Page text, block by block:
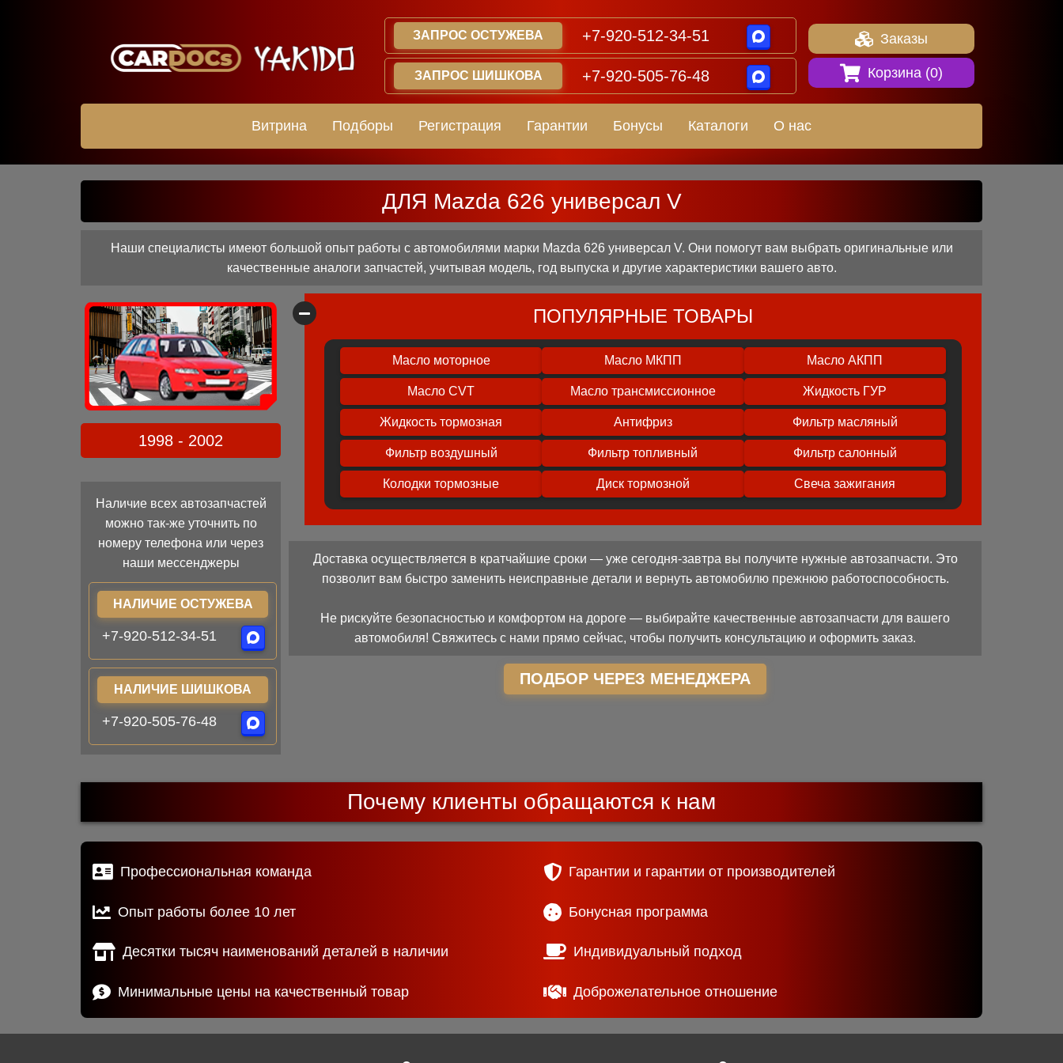
ЗАПРОС ОСТУЖЕВА +7-920-512-34-51
ЗАПРОС ШИШКОВА +7-920-505-76-48
Заказы
Корзина (0)
Витрина Подборы Регистрация Гарантии Бонусы Каталоги О нас
ДЛЯ Mazda 626 универсал V
Наши специалисты имеют большой опыт работы с автомобилями марки Mazda 626 универсал V. Они помогут вам выбрать оригинальные или
качественные аналоги запчастей, учитывая модель, год выпуска и другие характеристики вашего авто.
1998 - 2002
Наличие всех автозапчастей
можно так-же уточнить по
номеру телефона или через
наши мессенджеры
НАЛИЧИЕ ОСТУЖЕВА
+7-920-512-34-51
НАЛИЧИЕ ШИШКОВА
+7-920-505-76-48
ПОПУЛЯРНЫЕ ТОВАРЫ
Масло моторное Масло МКПП Масло АКПП
Масло CVT Масло трансмиссионное Жидкость ГУР
Жидкость тормозная Антифриз Фильтр масляный
Фильтр воздушный Фильтр топливный Фильтр салонный
Колодки тормозные Диск тормозной Свеча зажигания
Доставка осуществляется в кратчайшие сроки — уже сегодня-завтра вы получите нужные автозапчасти. Это
позволит вам быстро заменить неисправные детали и вернуть автомобилю прежнюю работоспособность.
Не рискуйте безопасностью и комфортом на дороге — выбирайте качественные автозапчасти для вашего
автомобиля! Свяжитесь с нами прямо сейчас, чтобы получить консультацию и оформить заказ.
ПОДБОР ЧЕРЕЗ МЕНЕДЖЕРА
Почему клиенты обращаются к нам
Профессиональная команда
Опыт работы более 10 лет
Десятки тысяч наименований деталей в наличии
Минимальные цены на качественный товар
Гарантии и гарантии от производителей
Бонусная программа
Индивидуальный подход
Доброжелательное отношение